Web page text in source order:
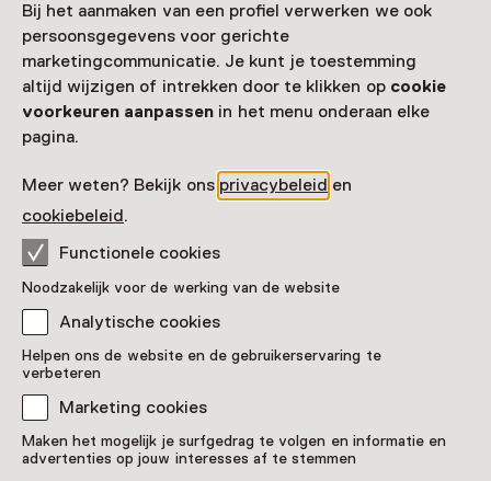
Bij het aanmaken van een profiel verwerken we ook
persoonsgegevens voor gerichte
marketingcommunicatie. Je kunt je toestemming
altijd wijzigen of intrekken door te klikken op cookie
voorkeuren aanpassen in het menu onderaan elke
pagina.
Meer weten? Bekijk ons privacybeleid en
cookiebeleid.
Functionele cookies
Noodzakelijk voor de werking van de website
Analytische cookies
Helpen ons de website en de gebruikerservaring te
verbeteren
Marketing cookies
Maken het mogelijk je surfgedrag te volgen en informatie en
advertenties op jouw interesses af te stemmen
Datum & tijd
4 januari 2025 t/m 6 december 2025
Toon beschikbaarheid
Het Noordbrabants Museum
Verwersstraat 41
5211 HT Den Bosch
Vandaag open van 11:00 tot 17:00 uur
Meer openingstijden